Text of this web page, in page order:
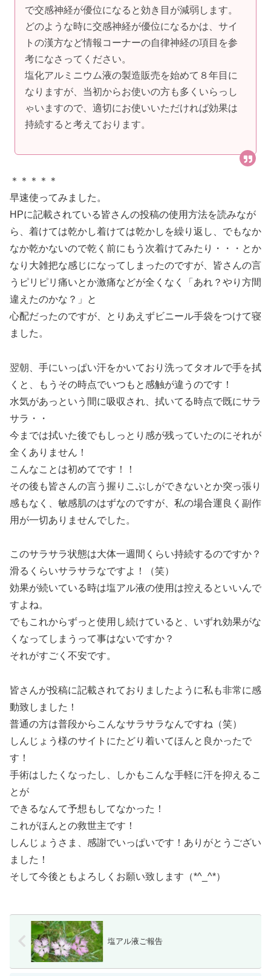
で交感神経が優位になると効き目が減弱します。
どのような時に交感神経が優位になるかは、サイ
トの漢方など情報コーナーの自律神経の項目を参
考になさってください。
塩化アルミニウム液の製造販売を始めて８年目に
なりますが、当初からお使いの方も多くいらっし
ゃいますので、適切にお使いいただければ効果は
持続すると考えております。
＊＊＊＊＊
早速使ってみました。
HPに記載されている皆さんの投稿の使用方法を読みなが
ら、着けては乾かし着けては乾かしを繰り返し、でもなか
なか乾かないので乾く前にもう次着けてみたり・・・とか
なり大雑把な感じになってしまったのですが、皆さんの言
うピリピリ痛いとか激痛などが全くなく「あれ？やり方間
違えたのかな？」と
心配だったのですが、とりあえずビニール手袋をつけて寝
ました。
翌朝、手にいっぱい汗をかいており洗ってタオルで手を拭
くと、もうその時点でいつもと感触が違うのです！
水気があっという間に吸収され、拭いてる時点で既にサラ
サラ・・
今までは拭いた後でもしっとり感が残っていたのにそれが
全くありません！
こんなことは初めてです！！
その後も皆さんの言う握りこぶしができないとか突っ張り
感もなく、敏感肌のはずなのですが、私の場合運良く副作
用が一切ありませんでした。
このサラサラ状態は大体一週間くらい持続するのですか？
滑るくらいサラサラなですよ！（笑）
効果が続いている時は塩アル液の使用は控えるといいんで
すよね。
でもこれからずっと使用し続けていると、いずれ効果がな
くなってしまうって事はないですか？
それがすごく不安です。
皆さんが投稿に記載されておりましたように私も非常に感
動致しました！
普通の方は普段からこんなサラサラなんですね（笑）
しんじょう様のサイトにたどり着いてほんと良かったで
す！
手術はしたくなったし、しかもこんな手軽に汗を抑えるこ
とが
できるなんて予想もしてなかった！
これがほんとの救世主です！
しんじょうさま、感謝でいっぱいです！ありがとうござい
ました！
そして今後ともよろしくお願い致します（*^_^*）
塩アル液ご報告